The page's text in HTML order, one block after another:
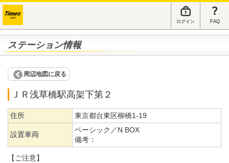
ログイン FAQ
ステーション情報
周辺地図に戻る
ＪＲ浅草橋駅高架下第２
住所 東京都台東区柳橋1-19
設置車両
ベーシック／N BOX
備考：
【ご注意】